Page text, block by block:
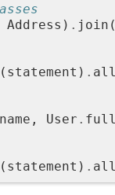
Address ) . join
( statement ) .
name , User .
( statement ) .